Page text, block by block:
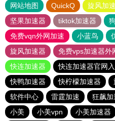
网站地图 QuickQ 旋风加
坚果加速器
tiktok加速器
免费vqn外网加速
小蓝鸟
旋风加速器
免费vps加速器外
快连加速器
快连加速器官网
快鸭加速器
快柠檬加速器
软件中心
雷霆加速 狂飙加
小美
小美vpn 小美加速器